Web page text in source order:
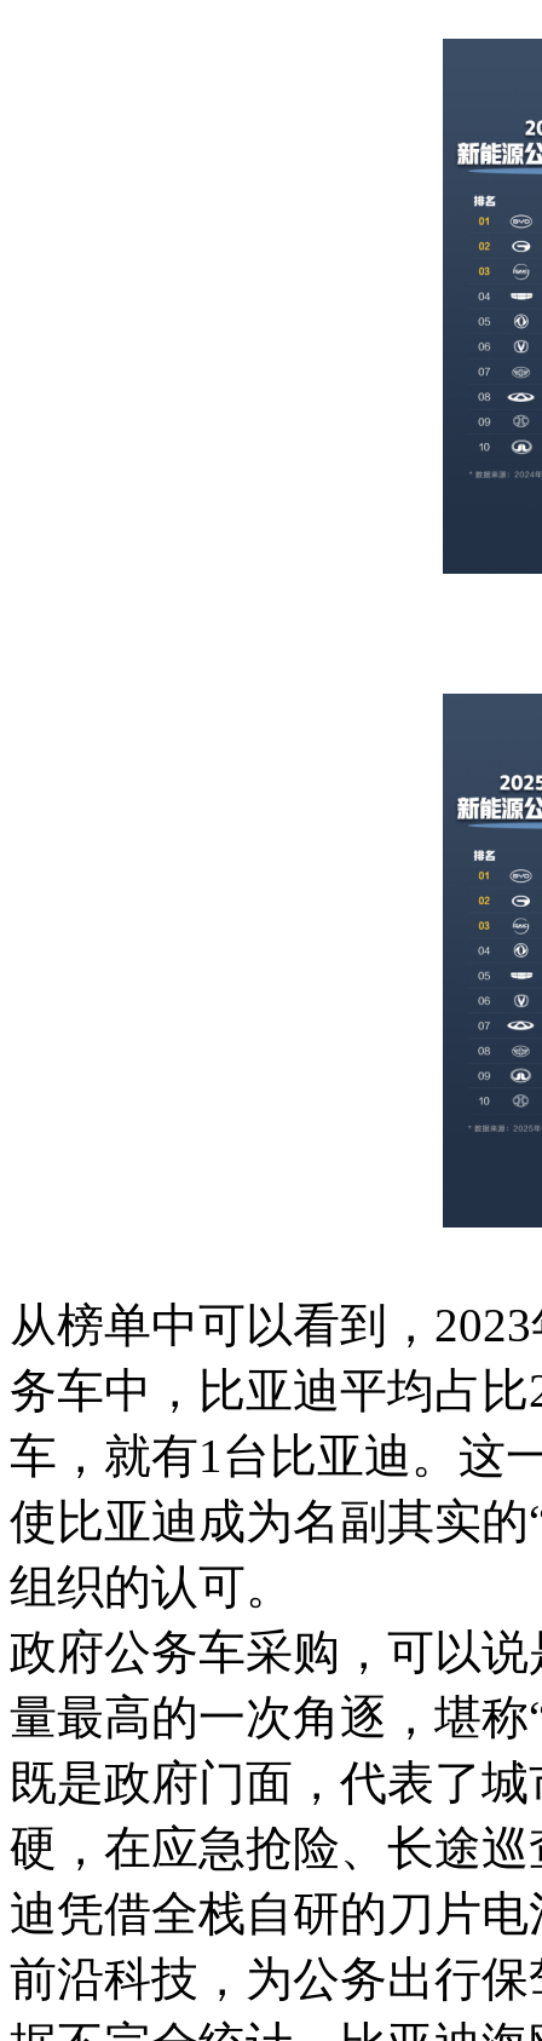
从榜单中可以看到，
务车中，比亚迪平均占
车，就有1台比亚迪。这
使比亚迪成为名副其实
组织的认可。
政府公务车采购，可以
量最高的一次角逐，堪
既是政府门面，代表了
硬，在应急抢险、长途
迪凭借全栈自研的刀片
前沿科技，为公务出行